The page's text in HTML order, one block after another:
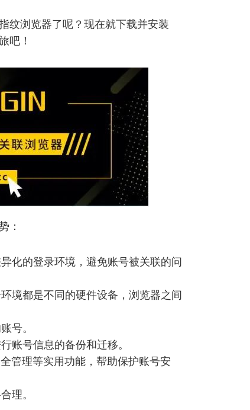
纹浏览器了呢？现在就下载并安装
吧！
：
化的登录环境，避免账号被关联的问
境都是不同的硬件设备，浏览器之间
号。
账号信息的备份和迁移。
管理等实用功能，帮助保护账号安
理。